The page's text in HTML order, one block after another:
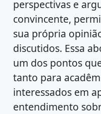
perspectivas e
convincente,
sua própria
discutidos. Essa
um dos pontos
tanto para
interessados em
entendimento